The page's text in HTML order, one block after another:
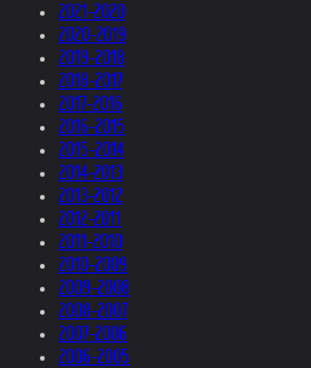
2021-2020
2020-2019
2019-2018
2018-2017
2017-2016
2016-2015
2015-2014
2014-2013
2013-2012
2012-2011
2011-2010
2010-2009
2009-2008
2008-2007
2007-2006
2006-2005